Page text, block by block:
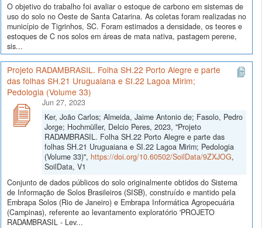
O objetivo do trabalho foi avaliar o estoque de carbono em sistemas de
uso do solo no Oeste de Santa Catarina. As coletas foram realizadas no
município de Tigrinhos, SC. Foram estimados a densidade, os teores e
estoques de C nos solos em áreas de mata nativa, pastagem perene,
sis...
Projeto RADAMBRASIL. Folha SH.22 Porto Alegre e parte
das folhas SH.21 Uruguaiana e SI.22 Lagoa Mirim;
Pedologia (Volume 33)
Jun 27, 2023
Ker, João Carlos; Almeida, Jaime Antonio de; Fasolo, Pedro
Jorge; Hochmüller, Delcio Peres, 2023, "Projeto
RADAMBRASIL. Folha SH.22 Porto Alegre e parte das
folhas SH.21 Uruguaiana e SI.22 Lagoa Mirim; Pedologia
(Volume 33)", https://doi.org/10.60502/SoilData/9ZXJOG,
SoilData, V1
Conjunto de dados públicos do solo originalmente obtidos do Sistema
de Informação de Solos Brasileiros (SISB), construído e mantido pela
Embrapa Solos (Rio de Janeiro) e Embrapa Informática Agropecuária
(Campinas), referente ao levantamento exploratório 'PROJETO
RADAMBRASIL - Lev...